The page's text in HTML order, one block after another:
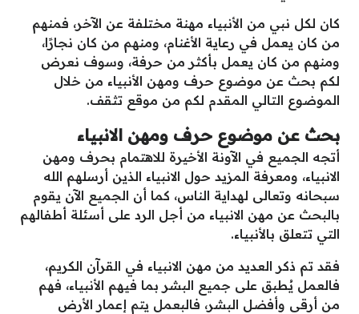
كان لكل نبي من الأنبياء مهنة مختلفة عن الآخر، فمنهم
من كان يعمل في رعاية الأغنام، ومنهم من كان نجارًا،
ومنهم من كان يعمل بأكثر من حرفة، وسوف نعرض
لكم بحث عن موضوع حرف ومهن الأنبياء من خلال
الموضوع التالي المقدم لكم من موقع تثقف.
بحث عن موضوع حرف ومهن الانبياء
أتجه الجميع في الآونة الأخيرة للاهتمام بحرف ومهن
الانبياء، ومعرفة المزيد حول الانبياء الذين أرسلهم الله
سبحانه وتعالى لهداية الناس، كما أن الجميع الآن يقوم
بالبحث عن مهن الانبياء من أجل الرد على أسئلة أطفالهم
التي تتعلق بالأنبياء.
فقد تم ذكر العديد من مهن الانبياء في القرآن الكريم،
فالعمل يُطبق على جميع البشر بما فيهم الأنبياء، فهم
من أرقى وأفضل البشر، فالبعمل يتم إعمار الأرض